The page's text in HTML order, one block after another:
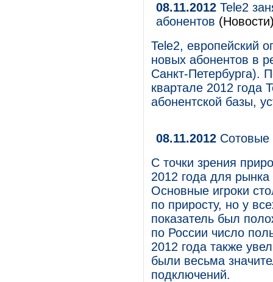
08.11.2012 Tele2
абонентов
Tele2, европейский
новых абонентов в
Санкт-Петербурга).
квартале 2012 года
абонентской базы,
08.11.2012 Сотовые
С точки зрения
2012 года для
Основные игроки
по приросту, но у
показатель был
по России число
2012 года также
были весьма
подключений.